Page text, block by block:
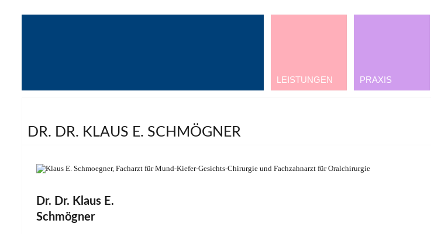
LEISTUNGEN PRAXIS
DR. DR. KLAUS E. SCHMÖGNER
Dr. Dr. Klaus E.
Schmögner